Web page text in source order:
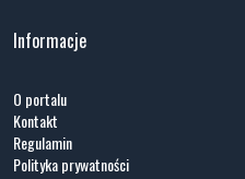
Kontakt
Reklama